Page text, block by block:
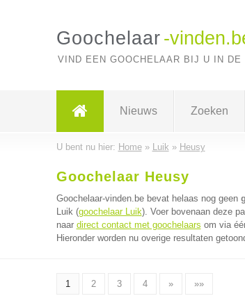
Goochelaar -
VIND EEN GOOCHELAAR BIJ U IN DE
Nieuws Zoeken
U bent nu hier: Home» Luik » Heusy
Goochelaar Heusy
Goochelaar-vinden.be bevat helaas nog geen
Luik (goochelaar Luik). Voer bovenaan deze
naar direct contact met goochelaars om via
Hieronder worden nu overige resultaten
1 2 3 4 » »»